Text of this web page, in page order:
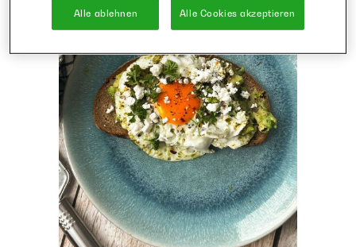
Alle ablehnen Alle Cookies akzeptieren